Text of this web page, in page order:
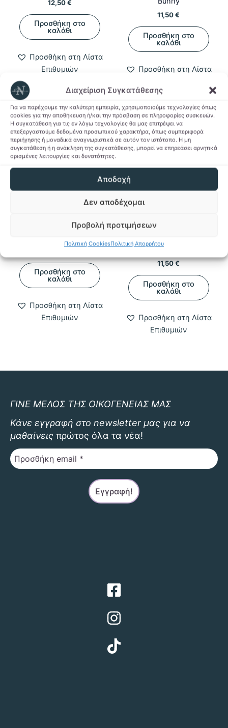
Διαχείριση Συγκατάθεσης
Για να παρέχουμε την καλύτερη εμπειρία, χρησιμοποιούμε τεχνολογίες όπως
cookies για την αποθήκευση ή/και την πρόσβαση σε πληροφορίες συσκευών.
Η συγκατάθεση για τις εν λόγω τεχνολογίες θα μας επιτρέψει να
επεξεργαστούμε δεδομένα προσωπικού χαρακτήρα, όπως συμπεριφορά
περιήγησης ή μοναδικά αναγνωριστικά σε αυτόν τον ιστότοπο. Η μη
συγκατάθεση ή η ανάκληση της συγκατάθεσης, μπορεί να επηρεάσει αρνητικά
ορισμένες λειτουργίες και δυνατότητες.
Αποδοχή
Δεν αποδέχομαι
Προβολή προτιμήσεων
Πολιτική CookiesΠολιτική Απορρήτου
12,50€
Προσθήκη στο
καλάθι
Προσθήκη στη Λίστα
Επιθυμιών
11,50€
Προσθήκη στο
καλάθι
Προσθήκη στη Λίστα
-49%
-49%
Gaming & Collectibles
price
11,50 €.
τρέχουσα
τιμή
είναι:
5,90 €.
Προσθήκη στο
καλάθι
Προσθήκη στη Λίστα
Επιθυμιών
Seasonal
mug
11,50€
Προσθήκη στο
καλάθι
Προσθήκη στη Λίστα
Επιθυμιών
ΓΙΝΕ ΜΕΛΟΣ ΤΗΣ ΟΙΚΟΓΕΝΕΙΑΣ ΜΑΣ
Κάνε εγγραφή στο newsletter μας για να
μαθαίνεις πρώτος όλα τα νέα!